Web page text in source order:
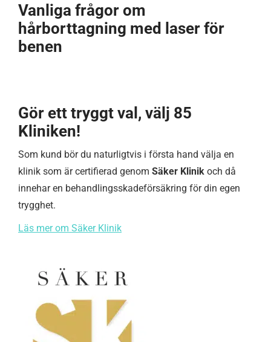
Vanliga frågor om
hårborttagning med laser för
benen
Gör ett tryggt val, välj 85
Kliniken!
Som kund bör du naturligtvis i första hand välja en
klinik som är certifierad genom Säker Klinik och då
innehar en behandlingsskadeförsäkring för din egen
trygghet.
Läs mer om Säker Klinik